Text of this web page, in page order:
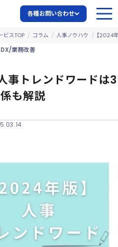
各種お問い合わせ
ビスTOP コラム 人事ノウハウ 【2024
業務改善
事トレンドワードは3
も解説